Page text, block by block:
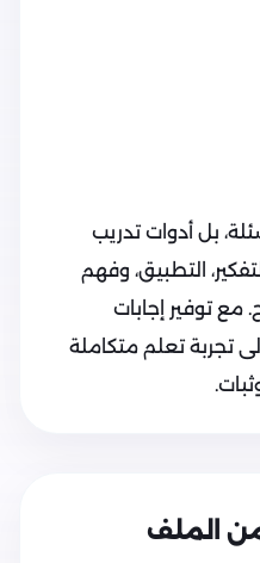
بل أدوات تدريب
التطبيق، وفهم
مع توفير إجابات
تجربة تعلم متكاملة
الملف